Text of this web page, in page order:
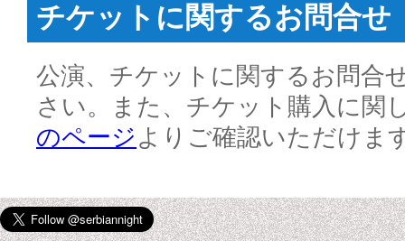
チケットに関するお問合せ
公演、チケットに関するお問合
さい。また、チケット購入に関
のページよりご確認いただけま